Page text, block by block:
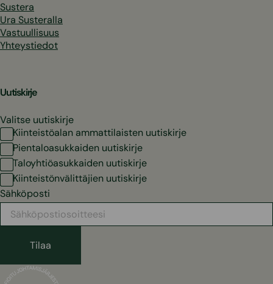
Sustera
Ura Susteralla
Vastuullisuus
Yhteystiedot
Uutiskirje
Valitse uutiskirje
Kiinteistöalan ammattilaisten uutiskirje
Pientaloasukkaiden uutiskirje
Taloyhtiöasukkaiden uutiskirje
Kiinteistönvälittäjien uutiskirje
Sähköposti